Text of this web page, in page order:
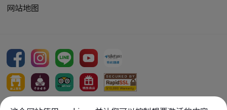
网站地图